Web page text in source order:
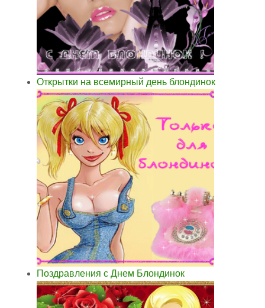
Открытки на всемирный день блондинок
Поздравления с Днем Блондинок